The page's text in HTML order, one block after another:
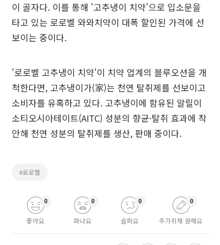
이 골자다. 이를 통해 '고추냉이 치약'으로 입소문을
타고 있는 로로벨 와와치약이 대폭 할인된 가격에 선
보이는 중이다.
'로로벨 고추냉이 치약'이 치약 업계의 블루오션을 개
척한다면, 고추냉이가(家)는 천연 탈취제를 선보이고
소비자를 유혹하고 있다. 고추냉이에 함유된 알릴이
소티오시아테이트(AITC) 성분의 향균·탈취 효과에 착
안해 천연 성분의 탈취제를 생산, 판매 중이다.
#로로벨
좋아요
0
화나요
0
슬퍼요
0
추가취재 원해요
0